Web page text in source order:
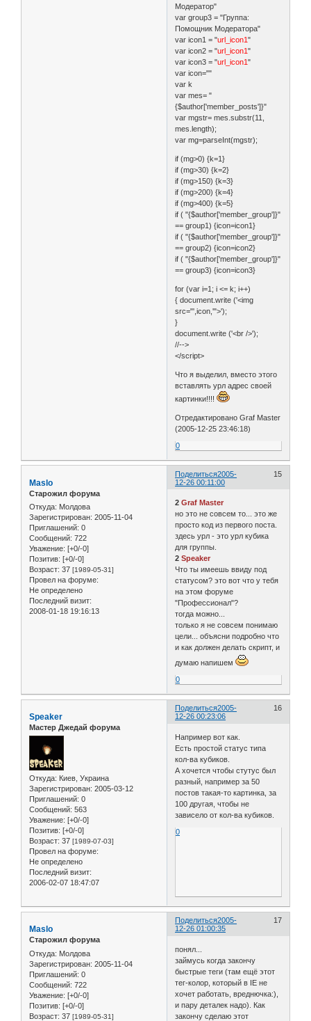
Модератор"
var group3 = "Группа:
Помощник Модератора"
var icon1 = "url_icon1"
var icon2 = "url_icon1"
var icon3 = "url_icon1"
var icon=""
var k
var mes= "
{$author['member_posts']}"
var mgstr= mes.substr(11,
mes.length);
var mg=parseInt(mgstr);
if (mg>0) {k=1}
if (mg>30) {k=2}
if (mg>150) {k=3}
if (mg>200) {k=4}
if (mg>400) {k=5}
if ( "{$author['member_group']}"
== group1) {icon=icon1}
if ( "{$author['member_group']}"
== group2) {icon=icon2}
if ( "{$author['member_group']}"
== group3) {icon=icon3}
for (var i=1; i <= k; i++)
{ document.write ('<img
src="',icon,'">');
}
document.write ('<br />');
//-->
</script>
Что я выделил, вместо этого
вставлять урл адрес своей
картинки!!!!
Отредактировано Graf Master
(2005-12-25 23:46:18)
0
Поделиться 15
2005-
12-26 00:11:00
Maslo
Старожил форума
Откуда: Молдова
Зарегистрирован: 2005-11-04
Приглашений: 0
Сообщений: 722
Уважение: [+0/-0]
Позитив: [+0/-0]
Возраст: 37 [1989-05-31]
Провел на форуме:
Не определено
Последний визит:
2008-01-18 19:16:13
2Graf Master
но это не совсем то... это же
просто код из первого поста.
здесь урл - это урл кубика
для группы.
2Speaker
Что ты имеешь ввиду под
статусом? это вот что у тебя
на этом форуме
"Профессионал"?
тогда можно...
только я не совсем понимаю
цели... объясни подробно что
и как должен делать скрипт, и
думаю напишем
0
Поделиться 16
2005-
12-26 00:23:06
Speaker
Мастер Джедай форума
Откуда: Киев, Украина
Зарегистрирован: 2005-03-12
Приглашений: 0
Сообщений: 563
Уважение: [+0/-0]
Позитив: [+0/-0]
Возраст: 37 [1989-07-03]
Провел на форуме:
Не определено
Последний визит:
2006-02-07 18:47:07
Например вот как.
Есть простой статус типа
кол-ва кубиков.
А хочется чтобы стутус был
разный, например за 50
постов такая-то картинка, за
100 другая, чтобы не
зависело от кол-ва кубиков.
0
Поделиться 17
2005-
12-26 01:00:35
Maslo
Старожил форума
Откуда: Молдова
Зарегистрирован: 2005-11-04
Приглашений: 0
Сообщений: 722
Уважение: [+0/-0]
Позитив: [+0/-0]
Возраст: 37 [1989-05-31]
понял...
займусь когда закончу
быстрые теги (там ещё этот
тег-колор, который в IE не
хочет работать, вреднючка:),
и пару деталек надо). Как
закончу сделаю этот